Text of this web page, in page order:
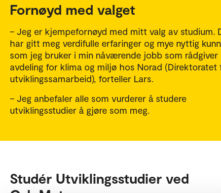
Fornøyd med valget
– Jeg er kjempefornøyd med mitt valg av studium.
har gitt meg verdifulle erfaringer og mye nyttig
som jeg bruker i min nåværende jobb som rådgiver
avdeling for klima og miljø hos Norad (Direktoratet
utviklingssamarbeid), forteller Lars.
– Jeg anbefaler alle som vurderer å studere
utviklingsstudier å gjøre som meg.
Studér Utviklingsstudier ved